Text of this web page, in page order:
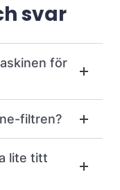
svar
för
filtren?
lite titt